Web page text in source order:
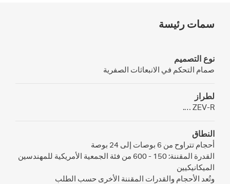
سمات رئيسة
نوع التصميم
صمام التحكم في الانبعاثات الصفرية
لطراز
ZEV-R ….
النطاق
أحجام تتراوح من 6 بوصات إلى 24 بوصة
القدرة المقننة: 150 - 600 من فئة الجمعية الأمريكية للمهندسين
الميكانيكيين
وتُعد الأحجام والقدرات المقننة الأخرى حسب الطلب